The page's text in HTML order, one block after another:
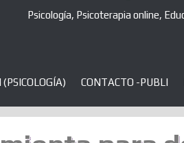
Psicología, Psicoterapia online,
CONTACTO -PUBLI